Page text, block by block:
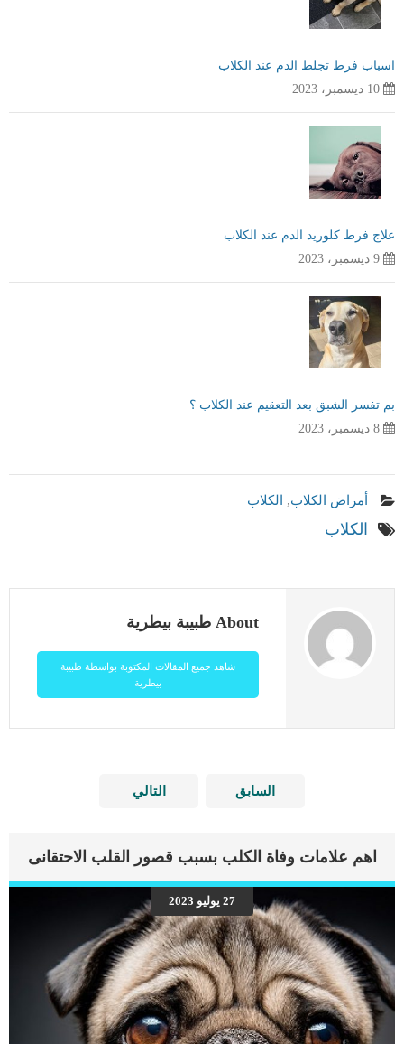
اسباب فرط تجلط الدم عند الكلاب
10 ديسمبر، 2023
علاج فرط كلوريد الدم عند الكلاب
9 ديسمبر، 2023
بم تفسر الشبق بعد التعقيم عند الكلاب ؟
8 ديسمبر، 2023
أمراض الكلاب, الكلاب
الكلاب
About طبيبة بيطرية
شاهد جميع المقالات المكتوبة بواسطة طبيبة
بيطرية
السابق التالي
اهم علامات وفاة الكلب بسبب قصور القلب الاحتقانى
27 يوليو 2023